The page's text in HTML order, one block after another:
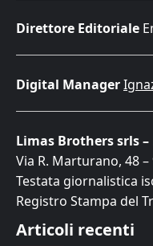
Direttore Editoriale
Digital Manager
Limas Brothers srls –
Via R. Marturano, 48 –
Testata giornalistica
Registro Stampa del
Articoli recenti